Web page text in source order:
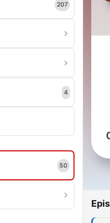
207
4
50